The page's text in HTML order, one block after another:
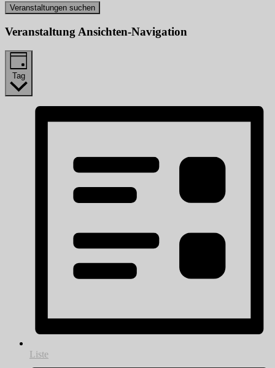
Veranstaltungen suchen
Veranstaltung Ansichten-Navigation
Tag
Liste